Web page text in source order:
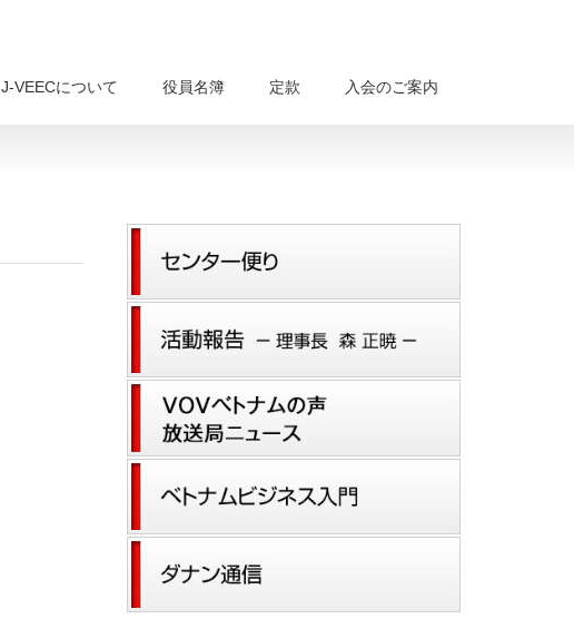
J-VEECについて 役員名簿 定款 入会のご案内